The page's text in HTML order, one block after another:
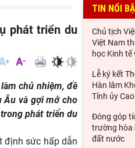
chủ nhiệm, đề
Âu và gợi mở cho
phát triển du
định sức hấp dẫn
TIN NỔI
Chủ tịch
Việt Nam
học Kinh tế
Lễ ký kết
Hàn lâm
Tỉnh ủy
Đóng góp
trường hòa
đất nước